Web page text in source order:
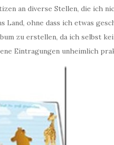
an diverse Stellen, die ich
Land, ohne dass ich etwas
zu erstellen, da ich selbst
Eintragungen unheimlich